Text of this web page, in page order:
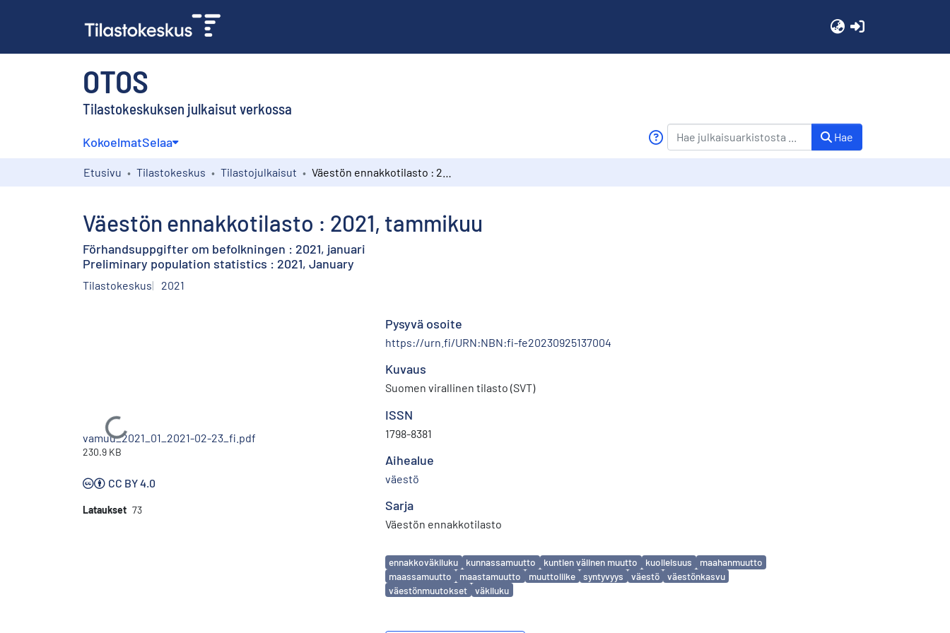
OTOS
Tilastokeskuksen julkaisut verkossa
KokoelmatSelaa Hae
Etusivu Tilastokeskus Tilastojulkaisut
Väestön ennakkotilasto : 2021, tammikuu
Förhandsuppgifter om befolkningen : 2021, januari
Preliminary population statistics : 2021, January
Tilastokeskus 2021
Ladataan...
vamuu_2021_01_2021-02-23_fi.pdf
230.9 KB
CC BY 4.0
Lataukset 73
Pysyvä osoite
https://urn.fi/URN:NBN:fi-fe20230925137004
Kuvaus
Suomen virallinen tilasto (SVT)
ISSN
1798-8381
Aihealue
väestö
Sarja
Väestön ennakkotilasto
Avainsanat
ennakkoväkiluku kunnassamuutto kuntien välinen muutto kuolleisuus
maahanmuutto
maassamuutto
maastamuutto muuttoliike syntyvyys väestö
väestönkasvu
väestönmuutokset
väkiluku